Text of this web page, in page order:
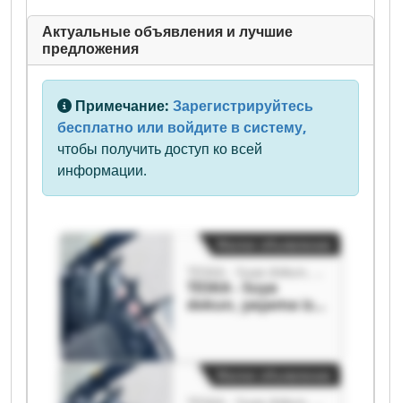
Актуальные объявления и лучшие
предложения
Примечание: Зарегистрируйтесь
бесплатно или войдите в систему,
чтобы получить доступ ко всей
информации.
TESKA - Suya
dokun, yaşama iz
bırak. TESKA - Suya
bırak.